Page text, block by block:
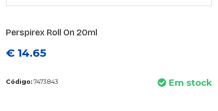
Perspirex Roll On 20ml
€ 14.65
Código: 7473843 Em stock